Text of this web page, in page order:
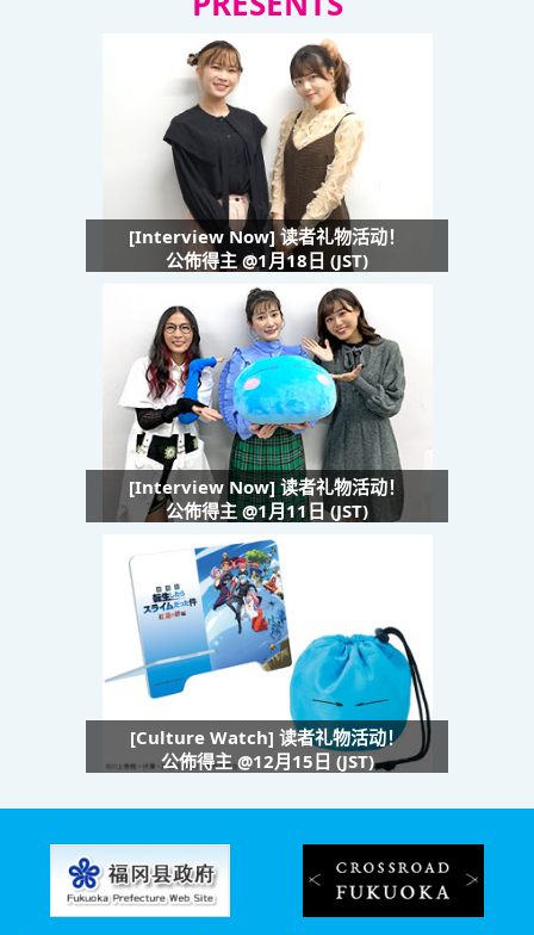
[Interview Now] 读者礼物活动！
公佈得主 @1月18日 (JST)
[Interview Now] 读者礼物活动！
公佈得主 @1月11日 (JST)
[Culture Watch] 读者礼物活动！
公佈得主 @12月15日 (JST)